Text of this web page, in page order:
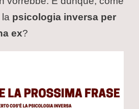
psicologia inversa per
ex?